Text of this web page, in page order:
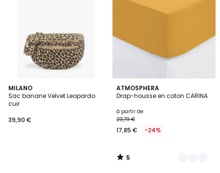
MILANO
Sac banane Velvet Leopardo
cuir
39,90 €
ATMOSPHERA
Drap-housse en coton CARINA
à partir de
23,79 €
17,85 € -24%
5
/
12
Couleurs
5
/